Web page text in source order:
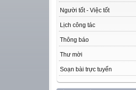
Người tốt - Việc tốt
Lịch công tác
Thông báo
Thư mời
Soạn bài trực tuyến